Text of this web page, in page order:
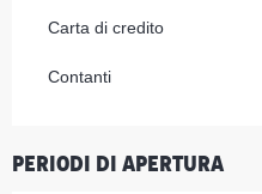
Carta di credito
Contanti
Periodi di apertura